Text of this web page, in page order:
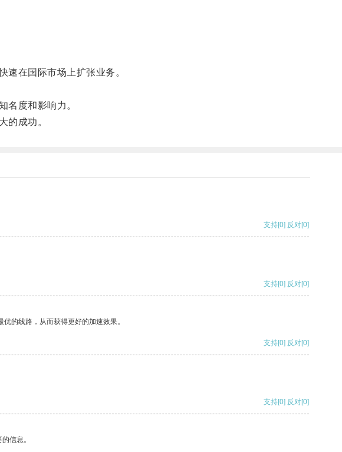
在国际市场上扩张业务。
度和影响力。
的成功。
支持[0] 反对[0]
支持[0] 反对[0]
的线路，从而获得更好的加速效果。
支持[0] 反对[0]
支持[0] 反对[0]
信息。